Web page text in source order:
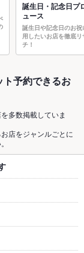
誕生日・記念日プ
ュース
誕生日や記念日のお祝
用したいお店を徹底リ
チ！
予約できるお
多数掲載していま
店をジャンルごとに